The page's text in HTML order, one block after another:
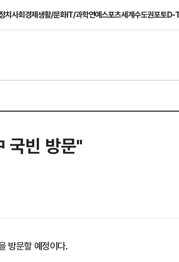
치사회경제생활/문화IT/과학연예스포츠세계수도권포토D-
국빈 방문"
방문할 예정이다.